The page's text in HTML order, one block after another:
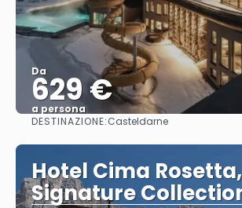
Da
629 €
a persona
Vedere
DESTINAZIONE:Casteldarne
Hotel Cima
Signature